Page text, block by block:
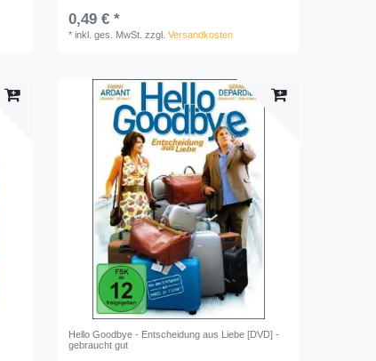
0,49 € *
*inkl. ges. MwSt. zzgl.Versandkosten
Hello Goodbye - Entscheidung aus Liebe [DVD] -
gebraucht gut